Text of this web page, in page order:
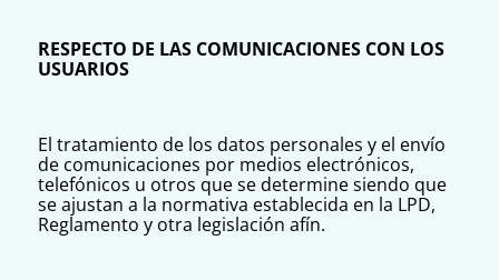
RESPECTO DE LAS COMUNICACIONES CON LOS
USUARIOS
El tratamiento de los datos personales y el envío
de comunicaciones por medios electrónicos,
telefónicos u otros que se determine siendo que
se ajustan a la normativa establecida en la LPD,
Reglamento y otra legislación afín.